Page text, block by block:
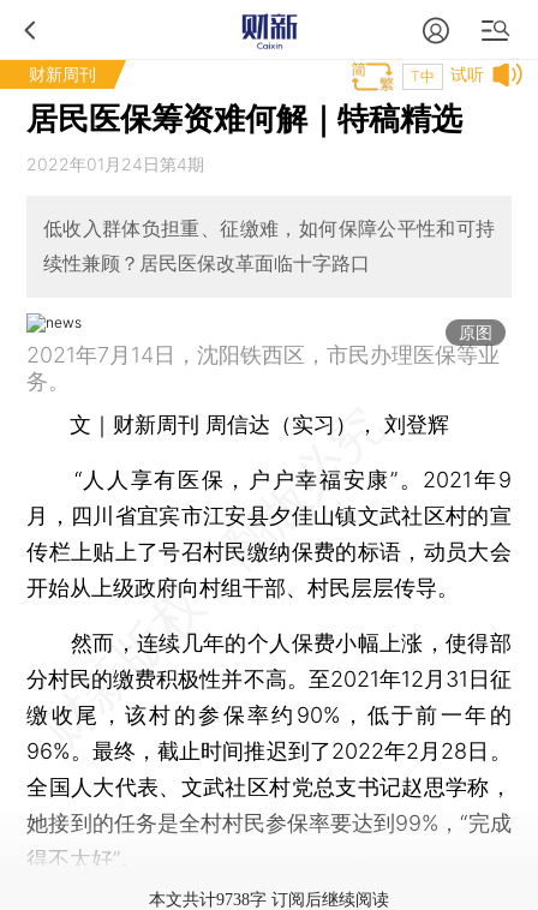
财新周刊 试听
T中
居民医保筹资难何解｜特稿精选
2022年01月24日第4期
低收入群体负担重、征缴难，如何保障公平性和可持
续性兼顾？居民医保改革面临十字路口
原图
2021年7月14日，沈阳铁西区，市民办理医保等业
务。
文｜财新周刊 周信达（实习）， 刘登辉
“人人享有医保，户户幸福安康”。2021年9
月，四川省宜宾市江安县夕佳山镇文武社区村的宣
传栏上贴上了号召村民缴纳保费的标语，动员大会
开始从上级政府向村组干部、村民层层传导。
然而，连续几年的个人保费小幅上涨，使得部
分村民的缴费积极性并不高。至2021年12月31日征
缴收尾，该村的参保率约90%，低于前一年的
96%。最终，截止时间推迟到了2022年2月28日。
全国人大代表、文武社区村党总支书记赵思学称，
她接到的任务是全村村民参保率要达到99%，“完成
得不太好”。
本文共计9738字 订阅后继续阅读